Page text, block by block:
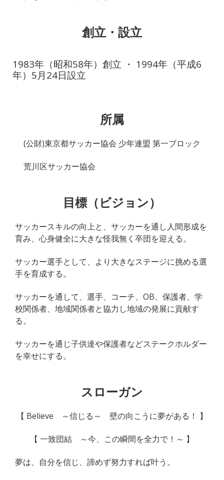
創立・設立
1983年（昭和58年）創立 ・ 1994年（平成6
年）5月24日設立
所属
(公財)東京都サッカー協会 少年連盟 第一ブロック
荒川区サッカー協会
目標（ビジョン）
サッカースキルの向上と、サッカーを通し人間形成を
育み、心身健全に大きな怪我無く卒団を迎える。
サッカー選手として、より大きなステージに挑める選
手を育成する。
サッカーを通して、選手、コーチ、OB、保護者、学
校関係者、地域関係者と協力し地域の発展に貢献す
る。
サッカーを通じ子供達や保護者などステークホルダー
を幸せにする。
スローガン
【 Believe ～信じる～ 壁の向こうに夢がある！ 】
【 一致団結 ～今、この瞬間を全力で！～ 】
夢は、自分を信じ、諦めず努力すれば叶う。